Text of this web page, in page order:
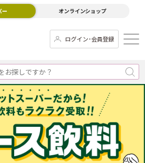
ー オンラインショップ
ログイン･会員登録